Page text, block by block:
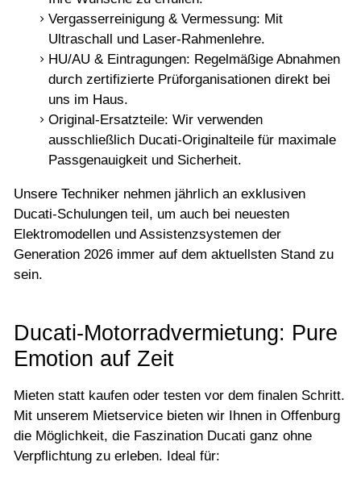
Vergasserreinigung & Vermessung: Mit
Ultraschall und Laser-Rahmenlehre.
HU/AU & Eintragungen: Regelmäßige Abnahmen
durch zertifizierte Prüforganisationen direkt bei
uns im Haus.
Original-Ersatzteile: Wir verwenden
ausschließlich Ducati-Originalteile für maximale
Passgenauigkeit und Sicherheit.
Unsere Techniker nehmen jährlich an exklusiven
Ducati-Schulungen teil, um auch bei neuesten
Elektromodellen und Assistenzsystemen der
Generation 2026 immer auf dem aktuellsten Stand zu
sein.
Ducati-Motorradvermietung: Pure
Emotion auf Zeit
Mieten statt kaufen oder testen vor dem finalen Schritt.
Mit unserem Mietservice bieten wir Ihnen in Offenburg
die Möglichkeit, die Faszination Ducati ganz ohne
Verpflichtung zu erleben. Ideal für: